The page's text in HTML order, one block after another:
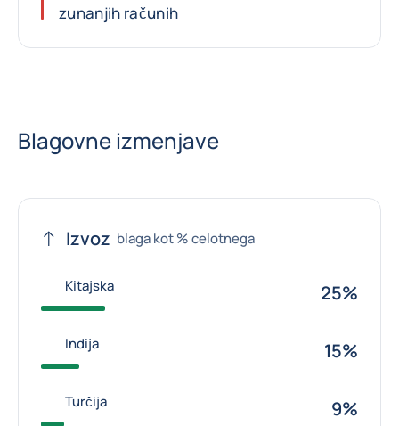
zunanjih računih
Blagovne izmenjave
Izvoz blaga kot % celotnega
Kitajska 25%
Indija 15%
Turčija 9%